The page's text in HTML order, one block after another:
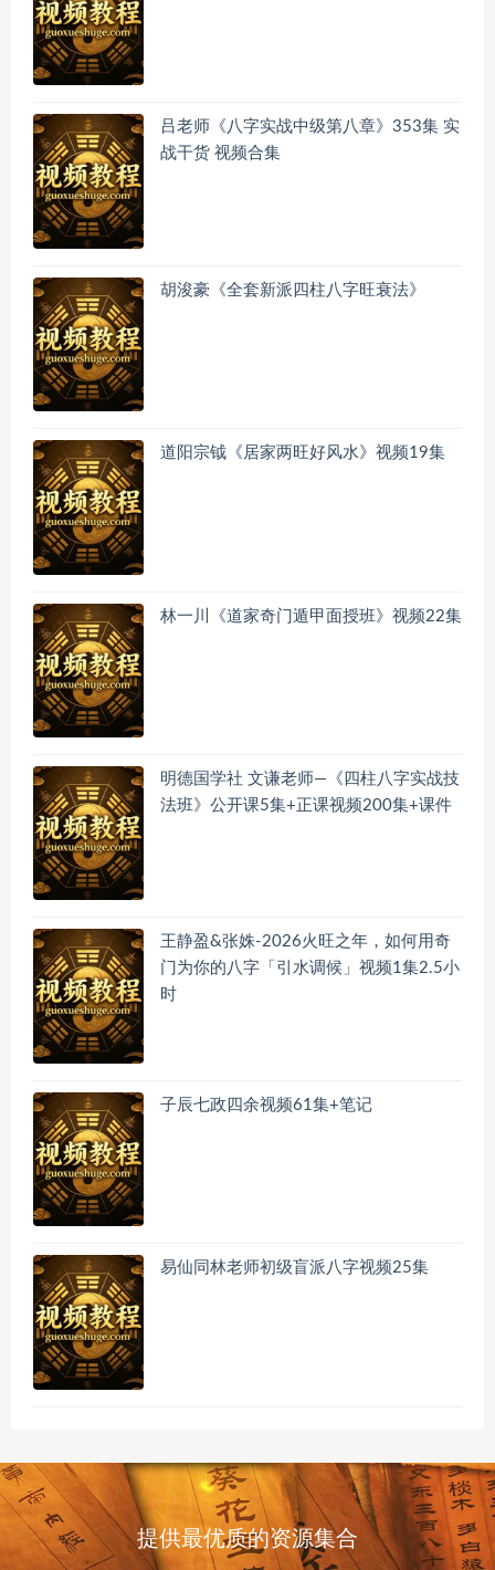
吕老师《八字实战中级第八章》353集 实
战干货 视频合集
胡浚豪《全套新派四柱八字旺衰法》
道阳宗钺《居家两旺好风水》视频19集
林一川《道家奇门遁甲面授班》视频22集
明德国学社 文谦老师—《四柱八字实战技
法班》公开课5集+正课视频200集+课件
王静盈&张姝-2026火旺之年，如何用奇
门为你的八字「引水调候」视频1集2.5小
时
子辰七政四余视频61集+笔记
易仙同林老师初级盲派八字视频25集
提供最优质的资源集合